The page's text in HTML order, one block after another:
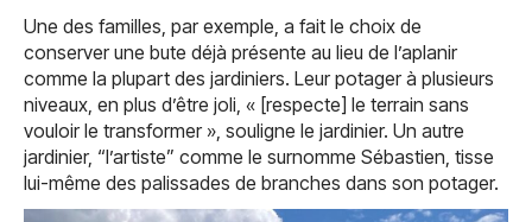
Une des familles, par exemple, a fait le choix de
conserver une bute déjà présente au lieu de l’aplanir
comme la plupart des jardiniers. Leur potager à plusieurs
niveaux, en plus d’être joli, « [respecte] le terrain sans
vouloir le transformer », souligne le jardinier. Un autre
jardinier, “l’artiste” comme le surnomme Sébastien, tisse
lui-même des palissades de branches dans son potager.